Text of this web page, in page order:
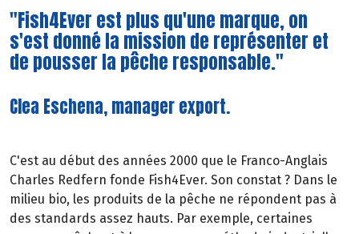
"Fish4Ever est plus qu'une marque, on
s'est donné la mission de représenter et
de pousser la pêche responsable."
Clea Eschena, manager export.
C'est au début des années 2000 que le Franco-Anglais
Charles Redfern fonde Fish4Ever. Son constat ? Dans le
milieu bio, les produits de la pêche ne répondent pas à
des standards assez hauts. Par exemple, certaines